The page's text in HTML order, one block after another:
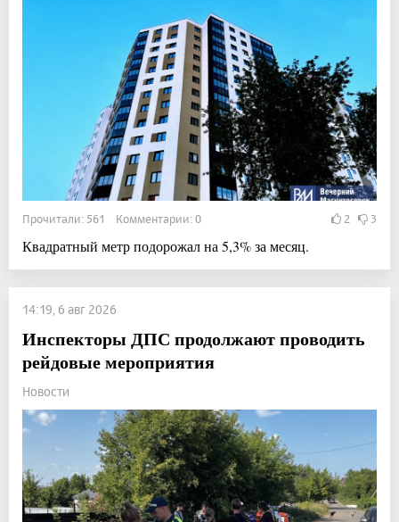
Прочитали: 561 Комментарии: 0 2 3
Квадратный метр подорожал на 5,3% за месяц.
14:19, 6 авг 2026
Инспекторы ДПС продолжают проводить
рейдовые мероприятия
Новости